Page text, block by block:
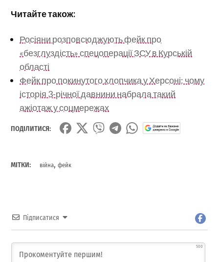
Читайте також:
Росіяни розповсюджують фейк про
«безглуздість» спецоперації ЗСУ в Курській
області
Фейк про покинутого хлопчика у Херсоні: чому
історія 3-річної давнини набрала такий
ажіотаж у соцмережах
ПОДІЛИТИСЯ:
МІТКИ: війна,фейк
Підписатися
500